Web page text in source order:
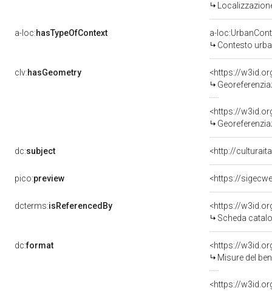
a-loc:hasTypeOfContext
a-
Contesto
clv:hasGeometry
<https://
<https://
dc:subject <http://
pico:preview <https://
dcterms:isReferencedBy
<https://
Scheda
dc:format
<https://
Misure del
<https://